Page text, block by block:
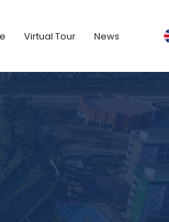
Virtual Tour News